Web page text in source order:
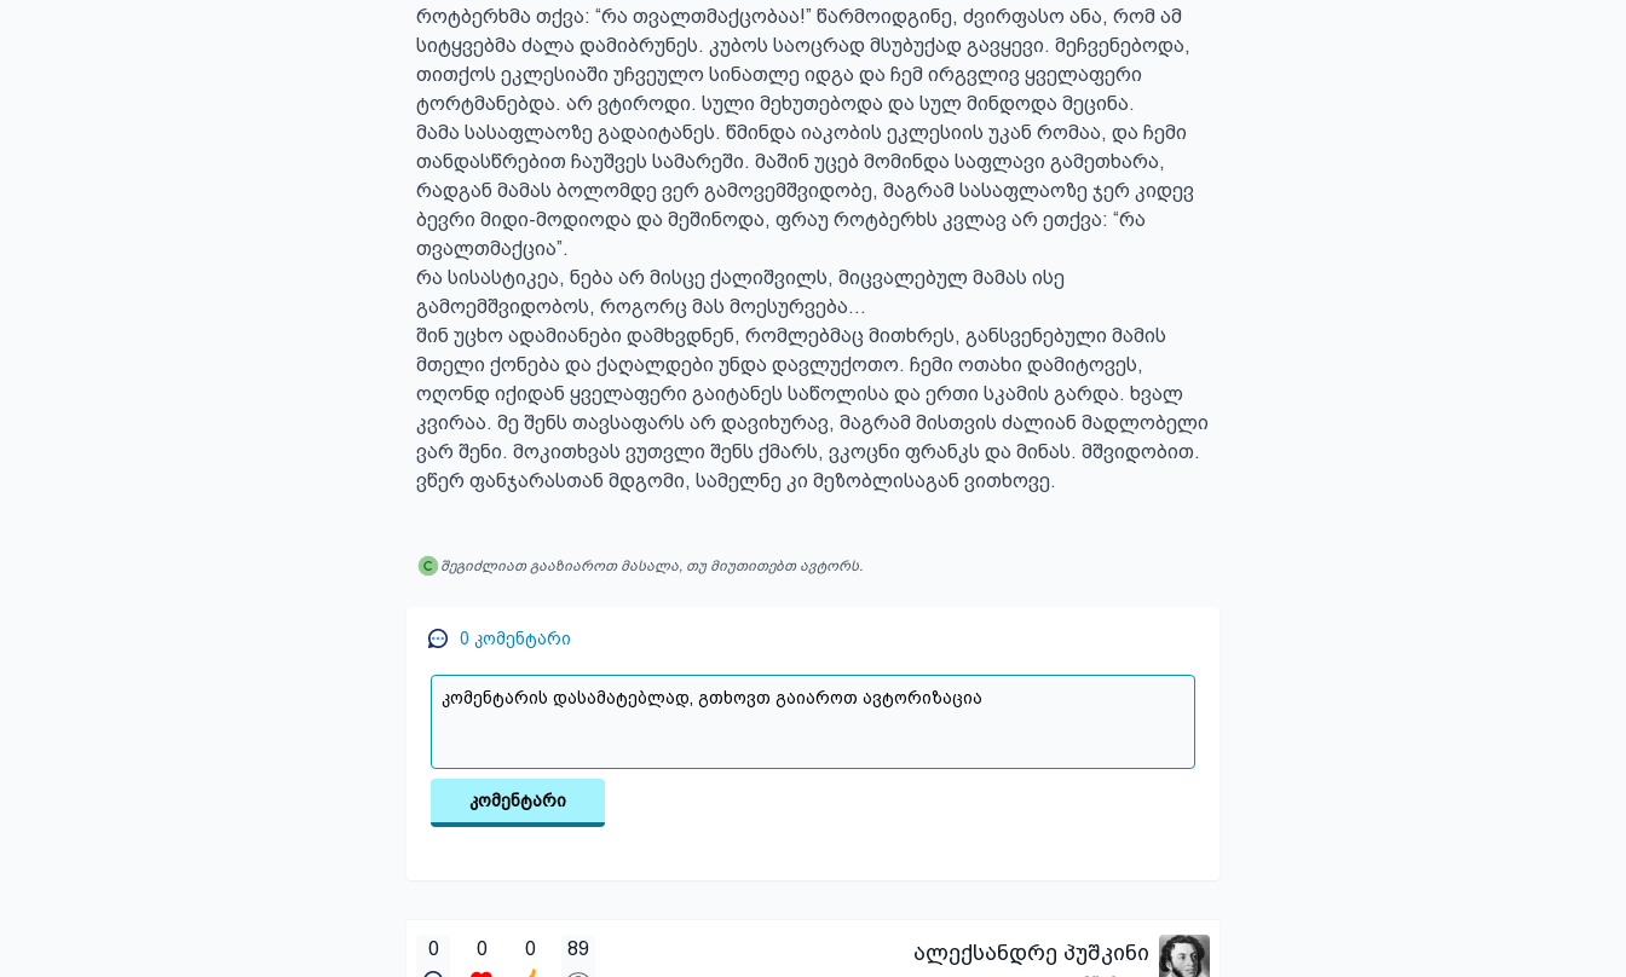
როტბერხმა თქვა: “რა თვალთმაქცობაა!” წარმოიდგინე, ძვირფასო ანა, რომ ამ
სიტყვებმა ძალა დამიბრუნეს. კუბოს საოცრად მსუბუქად გავყევი. მეჩვენებოდა,
თითქოს ეკლესიაში უჩვეულო სინათლე იდგა და ჩემ ირგვლივ ყველაფერი
ტორტმანებდა. არ ვტიროდი. სული მეხუთებოდა და სულ მინდოდა მეცინა.
მამა სასაფლაოზე გადაიტანეს. წმინდა იაკობის ეკლესიის უკან რომაა, და ჩემი
თანდასწრებით ჩაუშვეს სამარეში. მაშინ უცებ მომინდა საფლავი გამეთხარა,
რადგან მამას ბოლომდე ვერ გამოვემშვიდობე, მაგრამ სასაფლაოზე ჯერ კიდევ
ბევრი მიდი-მოდიოდა და მეშინოდა, ფრაუ როტბერხს კვლავ არ ეთქვა: “რა
თვალთმაქცია”.
რა სისასტიკეა, ნება არ მისცე ქალიშვილს, მიცვალებულ მამას ისე
გამოემშვიდობოს, როგორც მას მოესურვება...
შინ უცხო ადამიანები დამხვდნენ, რომლებმაც მითხრეს, განსვენებული მამის
მთელი ქონება და ქაღალდები უნდა დავლუქოთო. ჩემი ოთახი დამიტოვეს,
ოღონდ იქიდან ყველაფერი გაიტანეს საწოლისა და ერთი სკამის გარდა. ხვალ
კვირაა. მე შენს თავსაფარს არ დავიხურავ, მაგრამ მისთვის ძალიან მადლობელი
ვარ შენი. მოკითხვას ვუთვლი შენს ქმარს, ვკოცნი ფრანკს და მინას. მშვიდობით.
ვწერ ფანჯარასთან მდგომი, სამელნე კი მეზობლისაგან ვითხოვე.
შეგიძლიათ გააზიაროთ მასალა, თუ მიუთითებთ ავტორს.
0 კომენტარი
კომენტარი
0 0 0 89 ალექსანდრე პუშკინი